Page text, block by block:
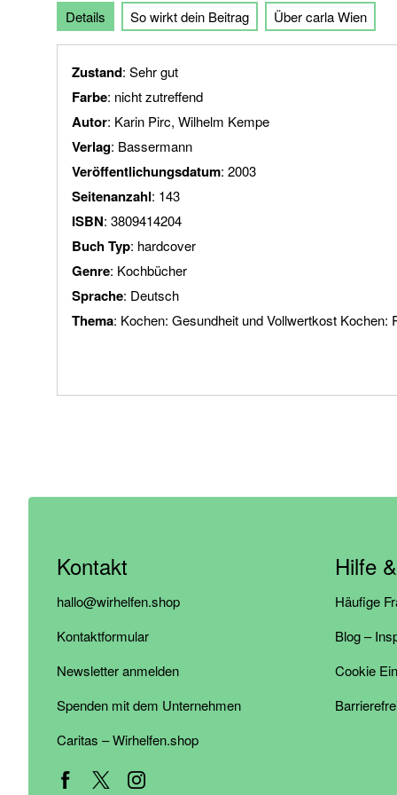
der
Bildgalerie
springen
Details
Zustand: Sehr gut
Farbe: nicht zutreffend
Autor: Karin Pirc, Wilhelm Kempe
Verlag: Bassermann
Veröffentlichungsdatum: 2003
Seitenanzahl: 143
ISBN: 3809414204
Buch Typ: hardcover
Genre: Kochbücher
Sprache: Deutsch
Thema: Kochen: Gesundheit und Vollwertkost Kochen:
So wirkt dein Beitrag Über carla Wien
Kontakt
hallo@wirhelfen.shop
Kontaktformular
Newsletter anmelden
Spenden mit dem Unternehmen
Caritas – Wirhelfen.shop
Hilfe
Häufige
Blog –
Cookie